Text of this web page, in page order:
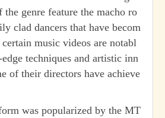
the genre feature the macho ro
clad dancers that have becom
music videos are notabl
techniques and artistic inn
of their directors have achieve
was popularized by the MT